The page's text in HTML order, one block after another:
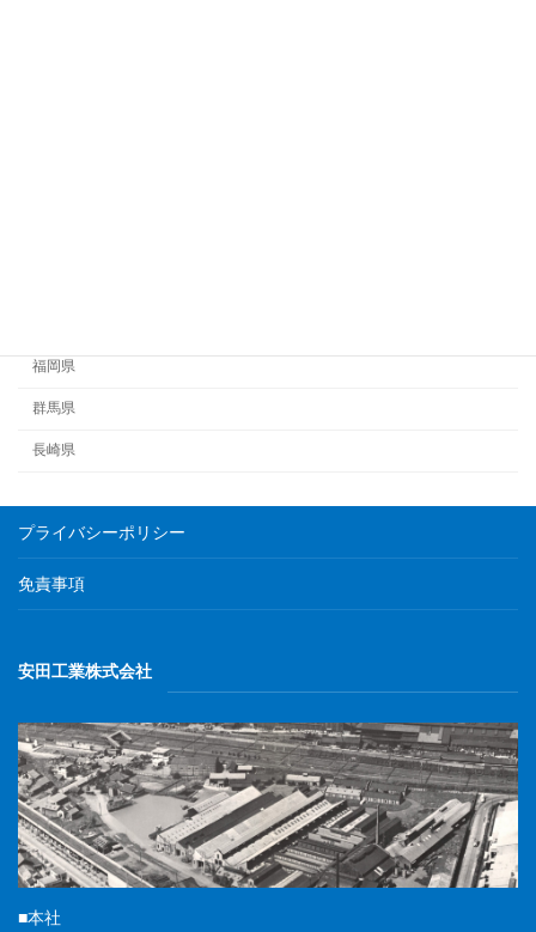
福岡県
群馬県
長崎県
プライバシーポリシー
免責事項
安田工業株式会社
■本社